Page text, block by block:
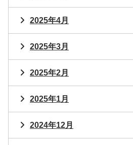
2025年4月
2025年3月
2025年2月
2025年1月
2024年12月